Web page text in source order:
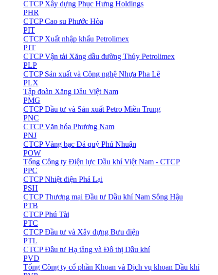
CTCP Xây dựng Phục Hưng Holdings
PHR
CTCP Cao su Phước Hòa
PIT
CTCP Xuất nhập khẩu Petrolimex
PJT
CTCP Vận tải Xăng dầu đường Thủy Petrolimex
PLP
CTCP Sản xuất và Công nghệ Nhựa Pha Lê
PLX
Tập đoàn Xăng Dầu Việt Nam
PMG
CTCP Đầu tư và Sản xuất Petro Miền Trung
PNC
CTCP Văn hóa Phương Nam
PNJ
CTCP Vàng bạc Đá quý Phú Nhuận
POW
Tổng Công ty Điện lực Dầu khí Việt Nam - CTCP
PPC
CTCP Nhiệt điện Phả Lại
PSH
CTCP Thương mại Đầu tư Dầu khí Nam Sông Hậu
PTB
CTCP Phú Tài
PTC
CTCP Đầu tư và Xây dựng Bưu điện
PTL
CTCP Đầu tư Hạ tầng và Đô thị Dầu khí
PVD
Tổng Công ty cổ phần Khoan và Dịch vụ khoan Dầu khí